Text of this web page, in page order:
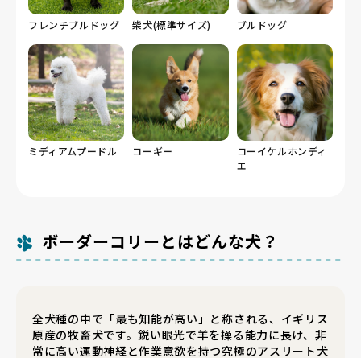
フレンチブルドッグ 柴犬(標準サイズ) ブルドッグ
ミディアムプードル コーギー
コーイケルホンディ
エ
ボーダーコリーとはどんな犬？
全犬種の中で「最も知能が高い」と称される、イギリス
原産の牧畜犬です。鋭い眼光で羊を操る能力に長け、非
常に高い運動神経と作業意欲を持つ究極のアスリート犬